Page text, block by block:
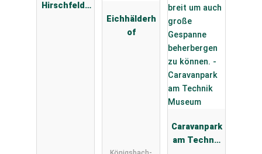
Hirschfelds
Eichhälderh
of
Caravanpark
am Technik